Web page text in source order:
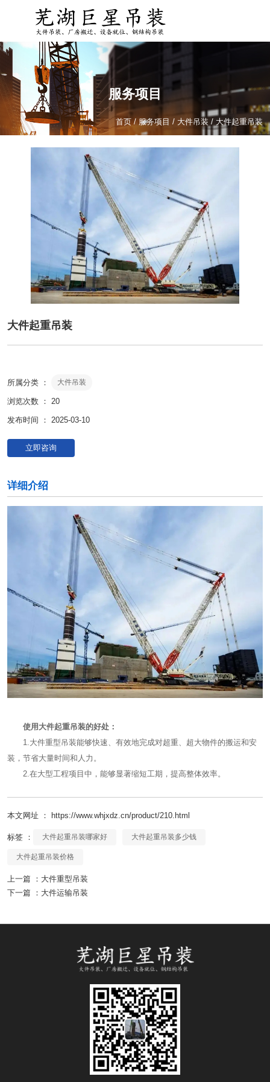
服务项目
首页/服务项目 / 大件吊装 / 大件起重吊装
大件起重吊装
所属分类 ： 大件吊装
浏览次数 ： 20
发布时间 ： 2025-03-10
立即咨询
详细介绍
使用大件起重吊装的好处：
1.大件重型吊装能够快速、有效地完成对超重、超大物件的搬运和安
装，节省大量时间和人力。
2.在大型工程项目中，能够显著缩短工期，提高整体效率。
本文网址 ： https://www.whjxdz.cn/product/210.html
标签 ： 大件起重吊装哪家好 大件起重吊装多少钱
大件起重吊装价格
上一篇 ： 大件重型吊装
下一篇 ： 大件运输吊装
相关产品
找不到任何内容